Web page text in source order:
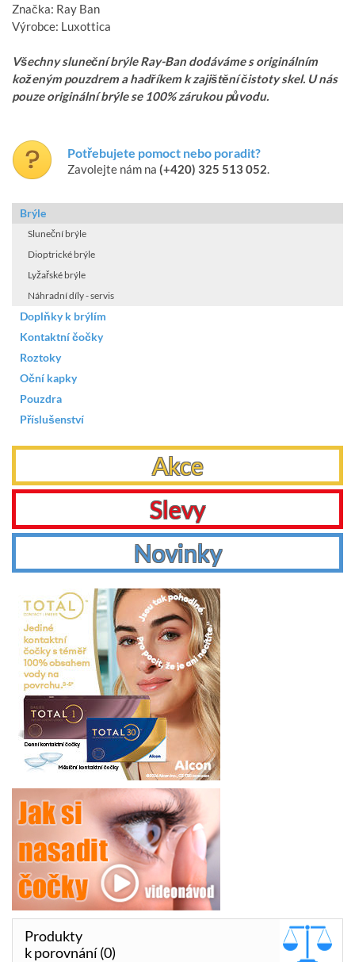
Značka: Ray Ban
Výrobce: Luxottica
Všechny sluneční brýle Ray-Ban dodáváme s originálním
koženým pouzdrem a hadříkem k zajištění čistoty skel. U nás
pouze originální brýle se 100% zárukou původu.
Potřebujete pomoct nebo poradit?
Zavolejte nám na (+420) 325 513 052
Brýle
Sluneční brýle
Dioptrické brýle
Lyžařské brýle
Náhradní díly - servis
Doplňky k brýlím
Kontaktní čočky
Roztoky
Oční kapky
Pouzdra
Příslušenství
Akce
Slevy
Novinky
Produkty
k porovnání (0)